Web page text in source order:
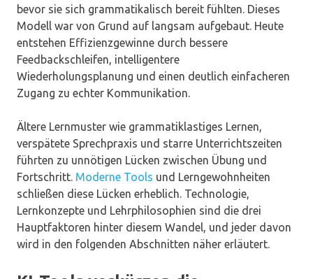
bevor sie sich grammatikalisch bereit fühlten. Dieses
Modell war von Grund auf langsam aufgebaut. Heute
entstehen Effizienzgewinne durch bessere
Feedbackschleifen, intelligentere
Wiederholungsplanung und einen deutlich einfacheren
Zugang zu echter Kommunikation.
Ältere Lernmuster wie grammatiklastiges Lernen,
verspätete Sprechpraxis und starre Unterrichtszeiten
führten zu unnötigen Lücken zwischen Übung und
Fortschritt. Moderne Tools und Lerngewohnheiten
schließen diese Lücken erheblich. Technologie,
Lernkonzepte und Lehrphilosophien sind die drei
Hauptfaktoren hinter diesem Wandel, und jeder davon
wird in den folgenden Abschnitten näher erläutert.